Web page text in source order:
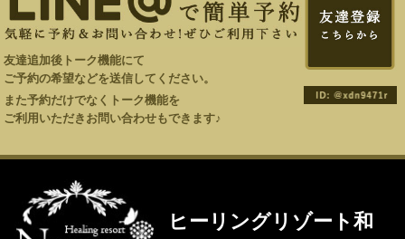
友達追加後トーク機能にて
ご予約の希望などを送信してください。
また予約だけでなくトーク機能を
ご利用いただきお問い合わせもできます♪
ヒーリングリゾート和